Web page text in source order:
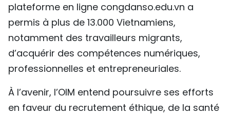
plateforme en ligne congdanso.edu.vn a
permis à plus de 13.000 Vietnamiens,
notamment des travailleurs migrants,
d’acquérir des compétences numériques,
professionnelles et entrepreneuriales.
À l’avenir, l’OIM entend poursuivre ses efforts
en faveur du recrutement éthique, de la santé